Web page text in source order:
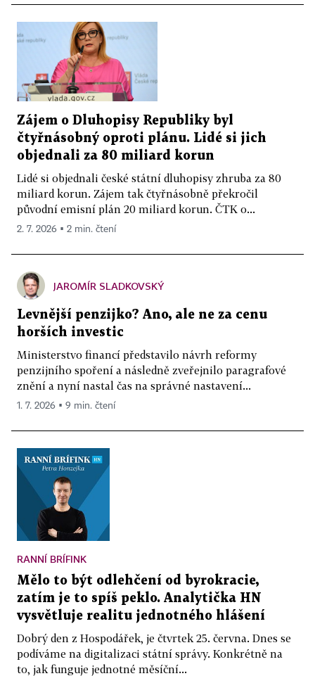
Zájem o Dluhopisy Republiky byl
čtyřnásobný oproti plánu. Lidé si jich
objednali za 80 miliard korun
Lidé si objednali české státní dluhopisy zhruba za 80
miliard korun. Zájem tak čtyřnásobně překročil
původní emisní plán 20 miliard korun. ČTK o...
2. 7. 2026 ▪ 2 min. čtení
JAROMÍR SLADKOVSKÝ
Levnější penzijko? Ano, ale ne za cenu
horších investic
Ministerstvo financí představilo návrh reformy
penzijního spoření a následně zveřejnilo paragrafové
znění a nyní nastal čas na správné nastavení...
1. 7. 2026 ▪ 9 min. čtení
RANNÍ BRÍFINK
Mělo to být odlehčení od byrokracie,
zatím je to spíš peklo. Analytička HN
vysvětluje realitu jednotného hlášení
Dobrý den z Hospodářek, je čtvrtek 25. června. Dnes se
podíváme na digitalizaci státní správy. Konkrétně na
to, jak funguje jednotné měsíční...